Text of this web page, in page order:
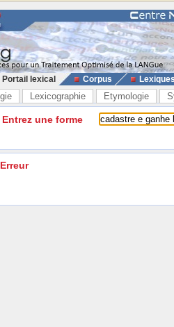
Portail lexical Corpus
Lexicographie Etymologie
Entrez une forme
Erreur